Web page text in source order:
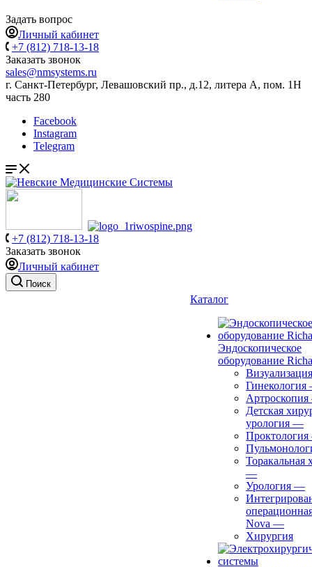
Задать вопрос
Личный кабинет
+7 (812) 718-13-18
Заказать звонок
sales@nmsystems.ru
г. Санкт-Петербург, Левашовский пр., д.12, литера А, пом. 1Н
часть 280
Facebook
Instagram
Telegram
+7 (812) 718-13-18
Заказать звонок
Личный кабинет
Поиск
Каталог
Эндоскопическое
оборудование
Визуализация
Гинекология
Артроскопия
Детская
урология —
Проктология
Торакальная
—
Урология —
Nova —
Хирургия